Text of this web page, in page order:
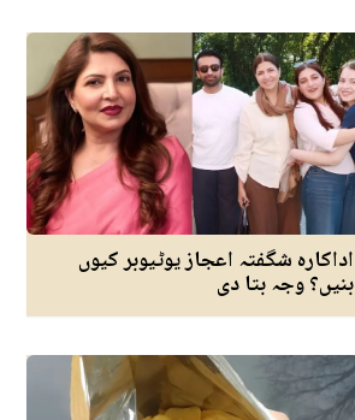
اداکارہ شگفتہ اعجاز یوٹیوبر کیوں
بنیں؟ وجہ بتا دی